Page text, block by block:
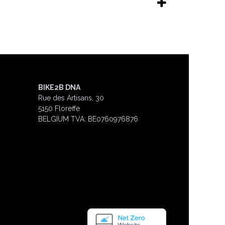
BIKE2B DNA
Rue des Artisans, 30
5150 Floreffe
BELGIUM TVA: BE0760976876